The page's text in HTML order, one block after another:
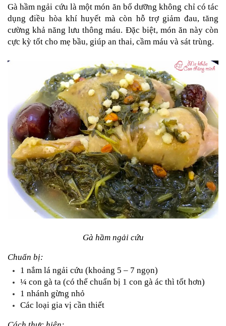
Gà hầm ngải cứu là một món ăn bổ dưỡng không chỉ có tác
dụng điều hòa khí huyết mà còn hỗ trợ giảm đau, tăng
cường khả năng lưu thông máu. Đặc biệt, món ăn này còn
cực kỳ tốt cho mẹ bầu, giúp an thai, cầm máu và sát trùng.
Gà hầm ngải cứu
Chuẩn bị:
1 nắm lá ngải cứu (khoảng 5 – 7 ngọn)
¼ con gà ta (có thể chuẩn bị 1 con gà ác thì tốt hơn)
1 nhánh gừng nhỏ
Các loại gia vị cần thiết